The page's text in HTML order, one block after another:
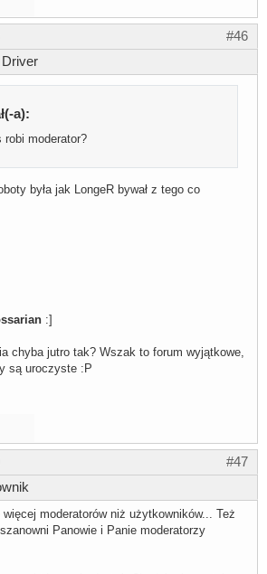
#46
Driver
a):
robi moderator?
była jak LongeR bywał z tego co
:]
chyba jutro tak? Wszak to forum wyjątkowe,
są uroczyste :P
#47
więcej moderatorów niż użytkowników... Też
Panowie i Panie moderatorzy